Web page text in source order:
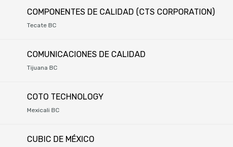
COMPONENTES DE CALIDAD (CTS CORPORATION)
Tecate BC
COMUNICACIONES DE CALIDAD
Tijuana BC
COTO TECHNOLOGY
Mexicali BC
CUBIC DE MÉXICO